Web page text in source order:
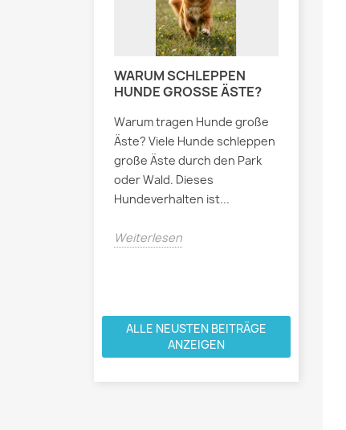
WARUM SCHLEPPEN
HUNDE GROSSE ÄSTE?
Warum tragen Hunde große
Äste? Viele Hunde schleppen
große Äste durch den Park
oder Wald. Dieses
Hundeverhalten ist...
Weiterlesen
ALLE NEUSTEN BEITRÄGE
ANZEIGEN